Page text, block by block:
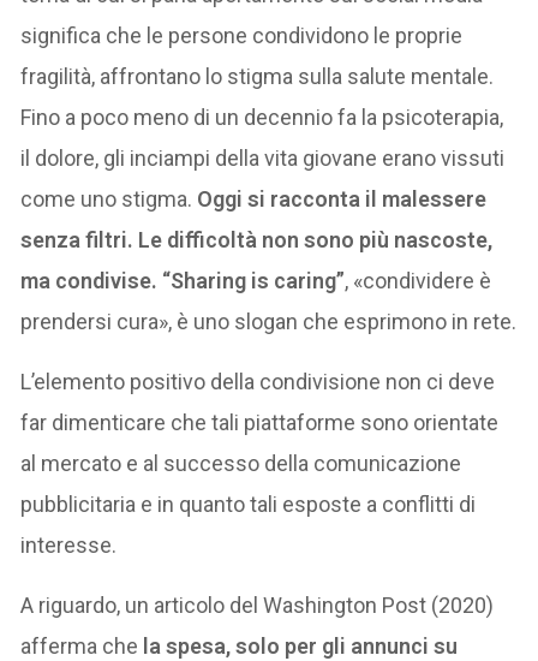
significa che le persone condividono le proprie
fragilità, affrontano lo stigma sulla salute mentale.
Fino a poco meno di un decennio fa la psicoterapia,
il dolore, gli inciampi della vita giovane erano vissuti
come uno stigma. Oggi si racconta il malessere
senza filtri. Le difficoltà non sono più nascoste,
ma condivise. “Sharing is caring”, «condividere è
prendersi cura», è uno slogan che esprimono in rete.
L’elemento positivo della condivisione non ci deve
far dimenticare che tali piattaforme sono orientate
al mercato e al successo della comunicazione
pubblicitaria e in quanto tali esposte a conflitti di
interesse.
A riguardo, un articolo del Washington Post (2020)
afferma che la spesa, solo per gli annunci su